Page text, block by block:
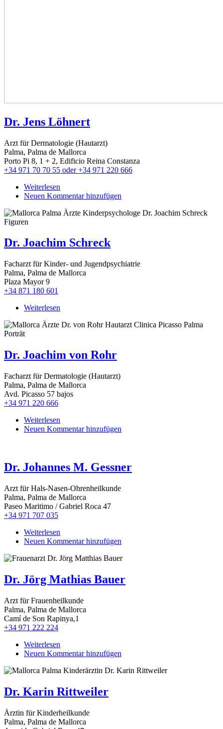
Dr. Jens Löhnert
Arzt für Dermatologie (Hautarzt)
Palma, Palma de Mallorca
Porto Pi 8, 1 + 2, Edificio Reina Constanza
+34 971 70 70 55 oder +34 971 220 666
Weiterlesen
Dr.
Löhnert
Neuen Kommentar hinzufügen
Dr. Joachim Schreck
Facharzt für Kinder- und Jugendpsychiatrie
Palma, Palma de Mallorca
Plaza Mayor 9
+34 871 180 601
Weiterlesen
Joachim
Dr. Joachim von Rohr
Facharzt für Dermatologie (Hautarzt)
Palma, Palma de Mallorca
Avd. Picasso 57 bajos
+34 971 220 666
Weiterlesen
Dr.
Neuen Kommentar hinzufügen
Dr. Johannes M. Gessner
Arzt für Hals-Nasen-Ohrenheilkunde
Palma, Palma de Mallorca
Paseo Maritimo / Gabriel Roca 47
+34 971 707 035
Weiterlesen
Dr.
M.
Neuen Kommentar hinzufügen
Dr. Jörg Mathias Bauer
Arzt für Frauenheilkunde
Palma, Palma de Mallorca
Camí de Son Rapinya,1
+34 971 222 224
Weiterlesen
Dr.
Mathias
Neuen Kommentar hinzufügen
Dr. Karin Rittweiler
Ärztin für Kinderheilkunde
Palma, Palma de Mallorca